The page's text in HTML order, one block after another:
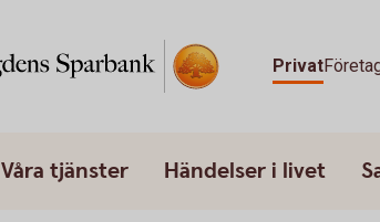
Privat
Våra tjänster Händelser i livet